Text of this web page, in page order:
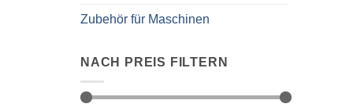
Zubehör für Maschinen
NACH PREIS FILTERN